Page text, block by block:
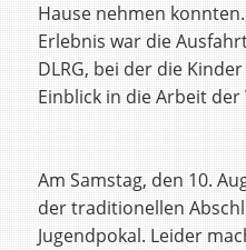
Hause nehmen
Erlebnis war die
DLRG, bei der die
Einblick in die Arbeit
Am Samstag, den 10.
der traditionellen
Jugendpokal. Leider